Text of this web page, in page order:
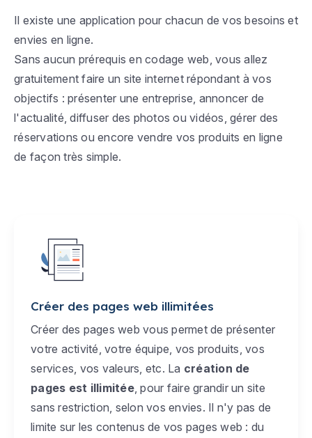
Il existe une application pour chacun de vos besoins et
envies en ligne.
Sans aucun prérequis en codage web, vous allez
gratuitement faire un site internet répondant à vos
objectifs : présenter une entreprise, annoncer de
l'actualité, diffuser des photos ou vidéos, gérer des
réservations ou encore vendre vos produits en ligne
de façon très simple.
Créer des pages web illimitées
Créer des pages web vous permet de présenter
votre activité, votre équipe, vos produits, vos
services, vos valeurs, etc. La création de
pages est illimitée, pour faire grandir un site
sans restriction, selon vos envies. Il n'y pas de
limite sur les contenus de vos pages web : du